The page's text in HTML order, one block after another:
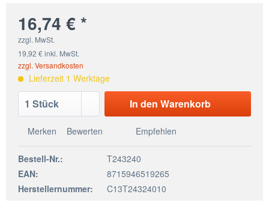
16,74 € *
zzgl. MwSt.
19,92 € inkl. MwSt.
zzgl. Versandkosten
Lieferzeit 1 Werktage
In den Warenkorb
Merken Bewerten Empfehlen
Bestell-Nr.:
T243240
EAN:
8715946519265
Herstellernummer:
C13T24324010